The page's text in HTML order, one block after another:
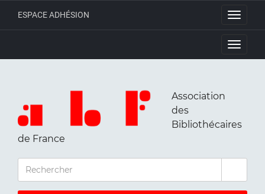
Toggle
ESPACE ADHÉSION
Toggle
Association
des
Bibliothécaires
de France
RECHERCHER